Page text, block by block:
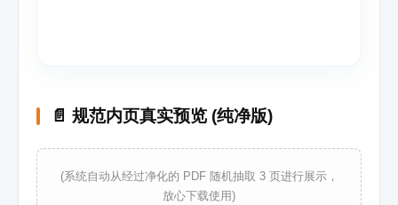
📄 规范内页真实预览 (纯净版)
(系统自动从经过净化的 PDF 随机抽取 3 页进行展示，
放心下载使用)